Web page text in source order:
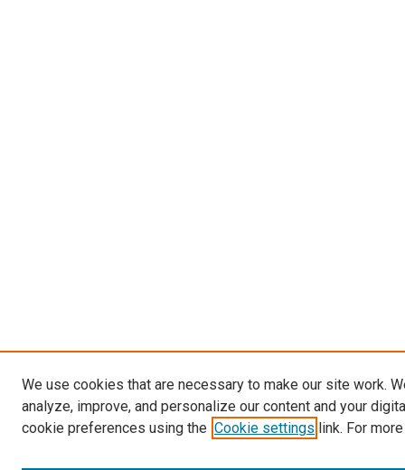
We use cookies that are necessary to make our site work.
analyze, improve, and personalize our content and your
cookie preferences using the Cookie settings link. For